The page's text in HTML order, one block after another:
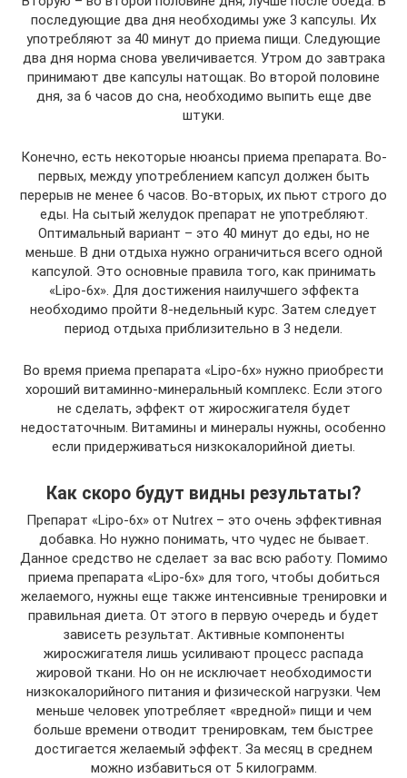
последующие два дня необходимы уже 3 капсулы. Их
употребляют за 40 минут до приема пищи. Следующие
два дня норма снова увеличивается. Утром до завтрака
принимают две капсулы натощак. Во второй половине
дня, за 6 часов до сна, необходимо выпить еще две
штуки.
Конечно, есть некоторые нюансы приема препарата. Во-
первых, между употреблением капсул должен быть
перерыв не менее 6 часов. Во-вторых, их пьют строго до
еды. На сытый желудок препарат не употребляют.
Оптимальный вариант – это 40 минут до еды, но не
меньше. В дни отдыха нужно ограничиться всего одной
капсулой. Это основные правила того, как принимать
«Lipo-6x». Для достижения наилучшего эффекта
необходимо пройти 8-недельный курс. Затем следует
период отдыха приблизительно в 3 недели.
Во время приема препарата «Lipo-6x» нужно приобрести
хороший витаминно-минеральный комплекс. Если этого
не сделать, эффект от жиросжигателя будет
недостаточным. Витамины и минералы нужны, особенно
если придерживаться низкокалорийной диеты.
Как скоро будут видны результаты?
Препарат «Lipo-6x» от Nutrex – это очень эффективная
добавка. Но нужно понимать, что чудес не бывает.
Данное средство не сделает за вас всю работу. Помимо
приема препарата «Lipo-6x» для того, чтобы добиться
желаемого, нужны еще также интенсивные тренировки и
правильная диета. От этого в первую очередь и будет
зависеть результат. Активные компоненты
жиросжигателя лишь усиливают процесс распада
жировой ткани. Но он не исключает необходимости
низкокалорийного питания и физической нагрузки. Чем
меньше человек употребляет «вредной» пищи и чем
больше времени отводит тренировкам, тем быстрее
достигается желаемый эффект. За месяц в среднем
можно избавиться от 5 килограмм.